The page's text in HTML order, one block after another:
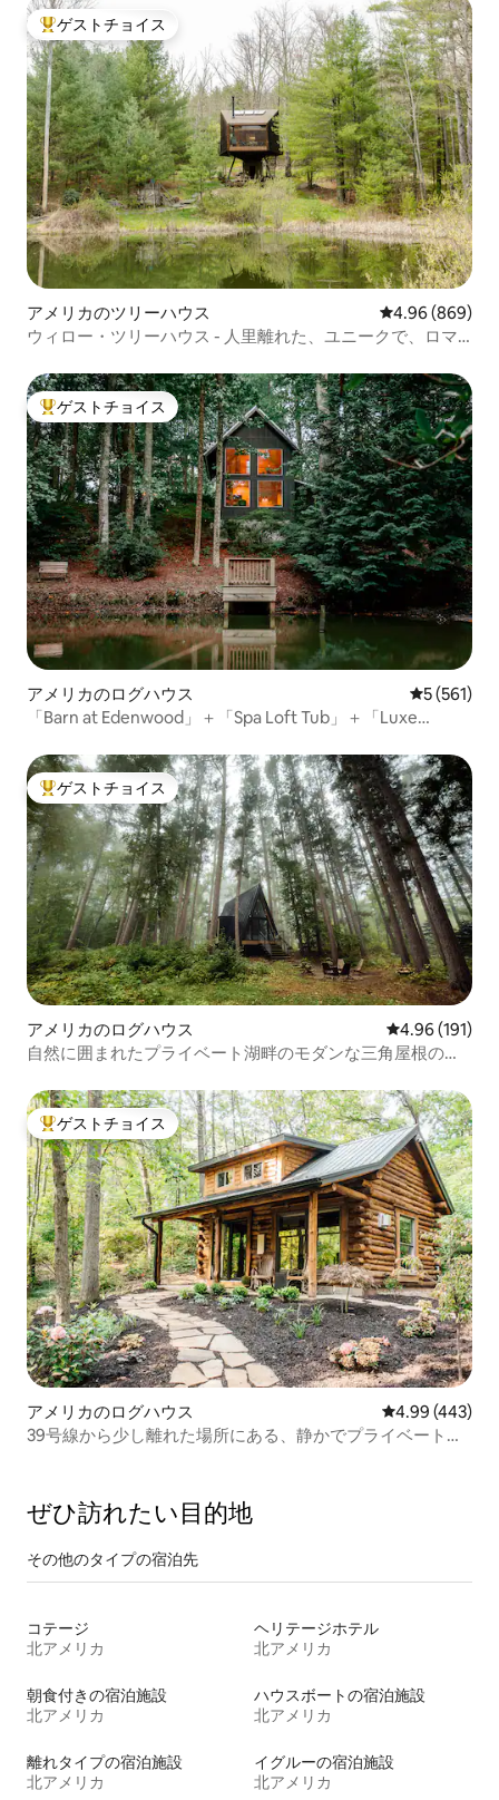
大好評のゲストチョイスです。
ゲストチョイス
アメリカのツリーハウス レビュー869件
4.96 (869)
ウィロー・ツリーハウス - 人里離れた、ユニークで、ロマ
大好評のゲストチョイスです。
ゲストチョイス
アメリカのログハウス レビュー
5 (561)
「Barn at Edenwood」＋「Spa Loft Tub」＋「Luxe
大好評のゲストチョイスです。
ゲストチョイス
アメリカのログハウス レビュー191
4.96 (191)
自然に囲まれたプライベート湖畔のモダンな三角屋根のロ
大好評のゲストチョイスです。
ゲストチョイス
アメリカのログハウス レビュー443
4.99 (443)
39号線から少し離れた場所にある、静かでプライベートな1
ぜひ訪⁠れ⁠た⁠い目⁠的⁠地
その他のタ⁠イ⁠プ⁠の宿⁠泊⁠先
コテージ
北アメリカ
ヘリテージホテル
北アメリカ
朝食付きの宿泊施設
北アメリカ
ハウスボートの宿泊施設
北アメリカ
離れタイプの宿泊施設
北アメリカ
イグルーの宿泊施設
北アメリカ